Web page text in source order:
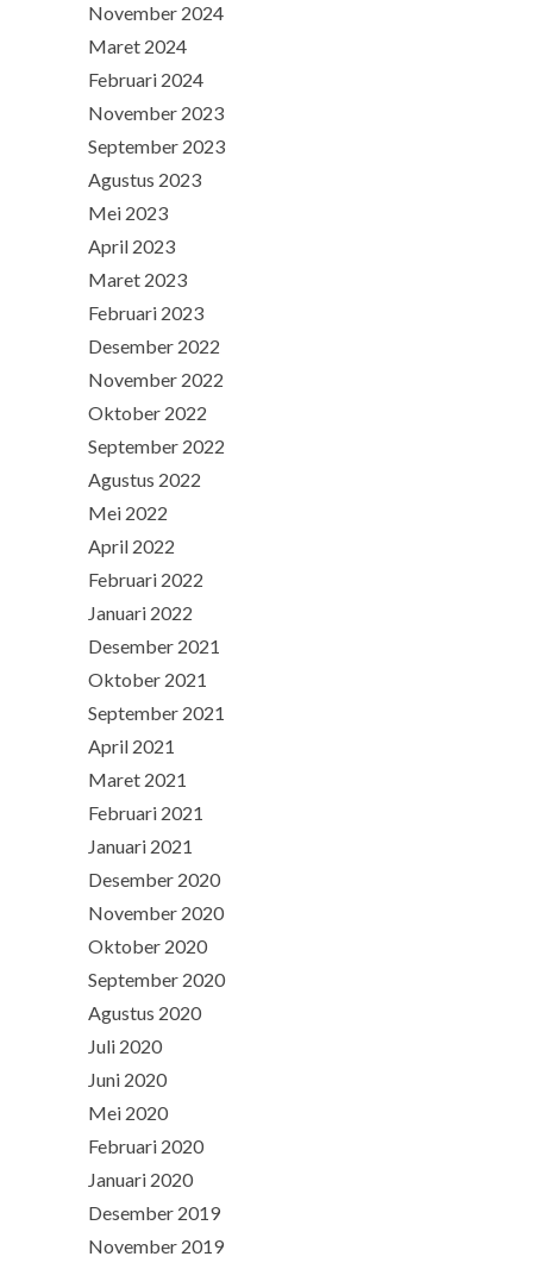
November 2024
Maret 2024
Februari 2024
November 2023
September 2023
Agustus 2023
Mei 2023
April 2023
Maret 2023
Februari 2023
Desember 2022
November 2022
Oktober 2022
September 2022
Agustus 2022
Mei 2022
April 2022
Februari 2022
Januari 2022
Desember 2021
Oktober 2021
September 2021
April 2021
Maret 2021
Februari 2021
Januari 2021
Desember 2020
November 2020
Oktober 2020
September 2020
Agustus 2020
Juli 2020
Juni 2020
Mei 2020
Februari 2020
Januari 2020
Desember 2019
November 2019